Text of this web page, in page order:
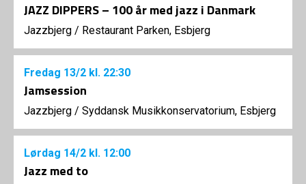
JAZZ DIPPERS – 100 år med jazz i Danmark
Jazzbjerg / Restaurant Parken, Esbjerg
Fredag 13/2 kl. 22:30
Jamsession
Jazzbjerg / Syddansk Musikkonservatorium, Esbjerg
Lørdag 14/2 kl. 12:00
Jazz med to